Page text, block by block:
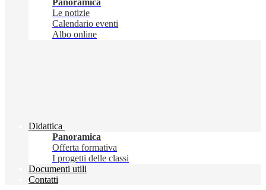
Panoramica
Le notizie
Calendario eventi
Albo online
Didattica
Panoramica
Offerta formativa
I progetti delle classi
Documenti utili
Contatti